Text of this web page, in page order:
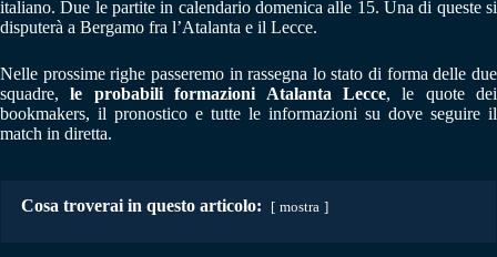
italiano. Due le partite in calendario domenica alle 15. Una di queste si
disputerà a Bergamo fra l’Atalanta e il Lecce.
Nelle prossime righe passeremo in rassegna lo stato di forma delle due
squadre,le probabili formazioni Atalanta Lecce, le quote dei
bookmakers, il pronostico e tutte le informazioni su dove seguire il
match in diretta.
Cosa troverai in questo articolo: mostra